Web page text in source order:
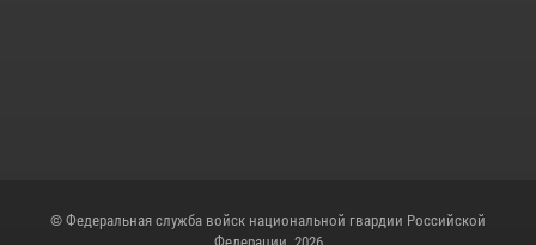
© Федеральная служба войск национальной гвардии Российской